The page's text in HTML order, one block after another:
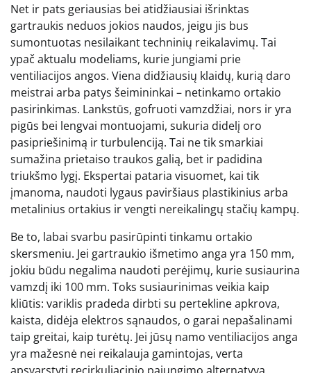
Net ir pats geriausias bei atidžiausiai išrinktas
gartraukis neduos jokios naudos, jeigu jis bus
sumontuotas nesilaikant techninių reikalavimų. Tai
ypač aktualu modeliams, kurie jungiami prie
ventiliacijos angos. Viena didžiausių klaidų, kurią daro
meistrai arba patys šeimininkai – netinkamo ortakio
pasirinkimas. Lankstūs, gofruoti vamzdžiai, nors ir yra
pigūs bei lengvai montuojami, sukuria didelį oro
pasipriešinimą ir turbulenciją. Tai ne tik smarkiai
sumažina prietaiso traukos galią, bet ir padidina
triukšmo lygį. Ekspertai pataria visuomet, kai tik
įmanoma, naudoti lygaus paviršiaus plastikinius arba
metalinius ortakius ir vengti nereikalingų stačių kampų.
Be to, labai svarbu pasirūpinti tinkamu ortakio
skersmeniu. Jei gartraukio išmetimo anga yra 150 mm,
jokiu būdu negalima naudoti perėjimų, kurie susiaurina
vamzdį iki 100 mm. Toks susiaurinimas veikia kaip
kliūtis: variklis pradeda dirbti su pertekline apkrova,
kaista, didėja elektros sąnaudos, o garai nepašalinami
taip greitai, kaip turėtų. Jei jūsų namo ventiliacijos anga
yra mažesnė nei reikalauja gamintojas, verta